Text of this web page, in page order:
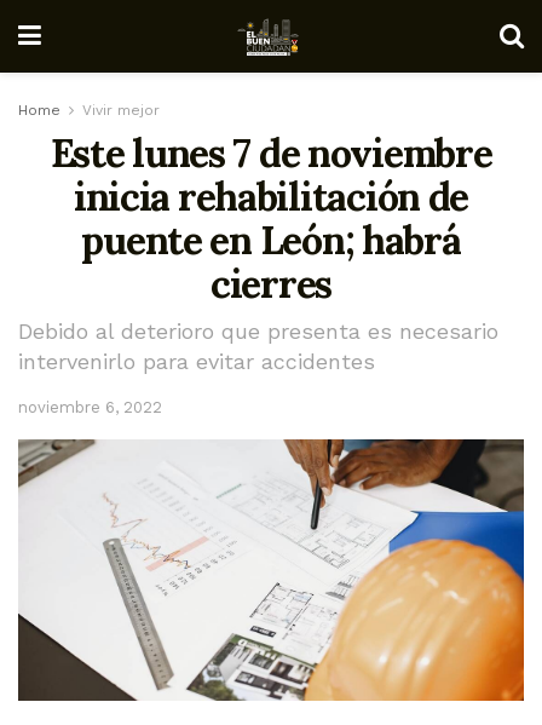
Home Vivir mejor
Este lunes 7 de noviembre
inicia rehabilitación de
puente en León; habrá
cierres
Debido al deterioro que presenta es necesario
intervenirlo para evitar accidentes
noviembre 6, 2022